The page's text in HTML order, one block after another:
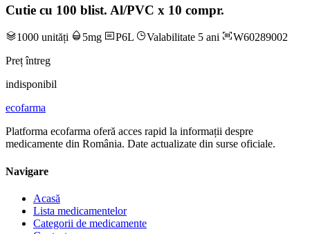
Cutie cu 100 blist. Al/PVC x 10 compr.
1000 unități 5mg P6L Valabilitate 5 ani
W60289002
Preț întreg
indisponibil
ecofarma
Platforma ecofarma oferă acces rapid la informații despre
medicamente din România. Date actualizate din surse oficiale.
Navigare
Acasă
Lista medicamentelor
Categorii de medicamente